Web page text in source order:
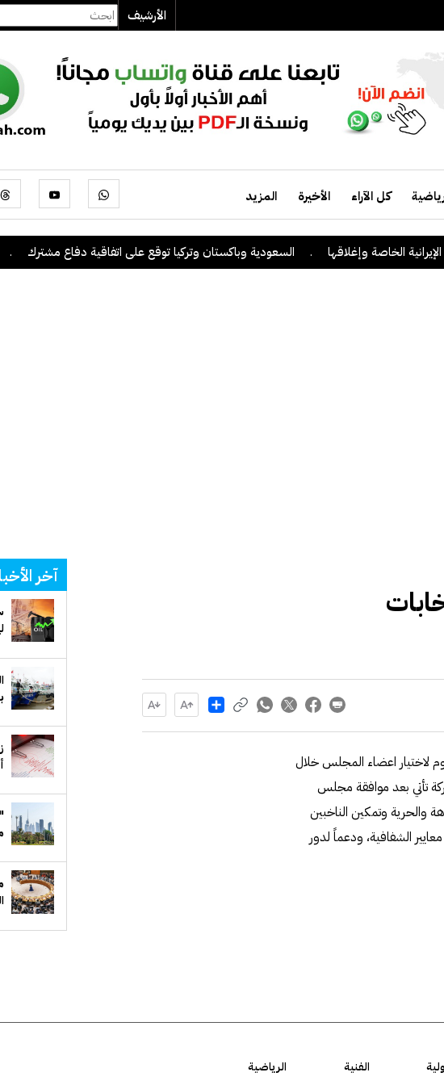
الأرشيف
كل الآراء الأخيرة المزيد
الخاصة وإغلاقها . السعودية وباكستان وتركيا توقع على اتفاقية دفاع مشترك
Share
لاختيار اعضاء المجلس خلال
تأتي بعد موافقة مجلس
والحرية وتمكين الناخبين
الشفافية، ودعماً لدور
آخر
الفنية
الرياضية